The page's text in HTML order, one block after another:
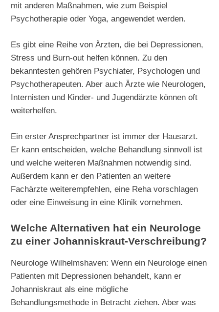
mit anderen Maßnahmen, wie zum Beispiel
Psychotherapie oder Yoga, angewendet werden.
Es gibt eine Reihe von Ärzten, die bei Depressionen,
Stress und Burn-out helfen können. Zu den
bekanntesten gehören Psychiater, Psychologen und
Psychotherapeuten. Aber auch Ärzte wie Neurologen,
Internisten und Kinder- und Jugendärzte können oft
weiterhelfen.
Ein erster Ansprechpartner ist immer der Hausarzt.
Er kann entscheiden, welche Behandlung sinnvoll ist
und welche weiteren Maßnahmen notwendig sind.
Außerdem kann er den Patienten an weitere
Fachärzte weiterempfehlen, eine Reha vorschlagen
oder eine Einweisung in eine Klinik vornehmen.
Welche Alternativen hat ein Neurologe
zu einer Johanniskraut-Verschreibung?
Neurologe Wilhelmshaven: Wenn ein Neurologe einen
Patienten mit Depressionen behandelt, kann er
Johanniskraut als eine mögliche
Behandlungsmethode in Betracht ziehen. Aber was